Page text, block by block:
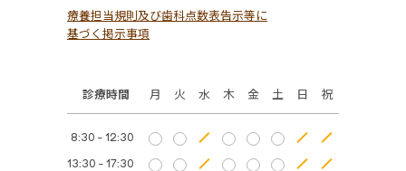
診療時間 月 火 水 木 金 土 日 祝
8:30 - 12:30
13:30 - 17:30
療養担当規則及び歯科点数表告示等に
基づく掲示事項